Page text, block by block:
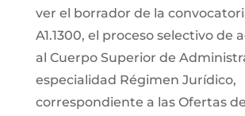
ver el borrador de la
A1.1300, el proceso selectivo de
al Cuerpo Superior de
especialidad Régimen Jurídico,
correspondiente a las Ofertas